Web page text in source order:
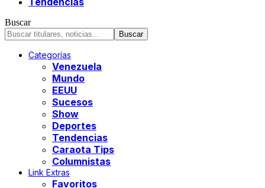
Buscar
Categorías
Venezuela
Mundo
EEUU
Sucesos
Show
Deportes
Tendencias
Caraota Tips
Columnistas
Link Extras
Favoritos